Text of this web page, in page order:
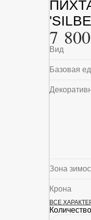
7
Вид
Базовая
Зона
Крона
ВСЕ